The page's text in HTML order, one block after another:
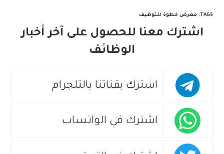
TAGS
: معرض خطوة للتوظيف
اشترك معنا للحصول على آخر أخبار
الوظائف
اشترك بقناتنا بالتلجرام
اشترك في الواتساب